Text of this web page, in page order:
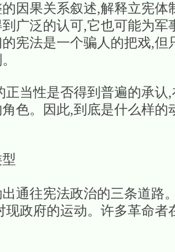
因果关系叙述,解释立宪
广泛的认可,它也可能为
宪法是一个骗人的把戏,
正当性是否得到普遍的承
色。因此,到底是什么样的
通往宪法政治的三条道路
现政府的运动。许多革命